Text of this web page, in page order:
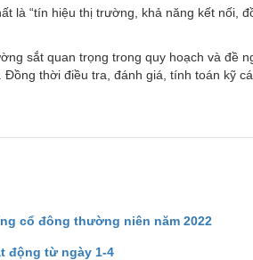
là “tín hiệu thị trường, khả năng kết nối,
sắt quan trọng trong quy hoạch và đề
thời điều tra, đánh giá, tính toán kỹ
cổ đông thường niên năm 2022
động từ ngày 1-4